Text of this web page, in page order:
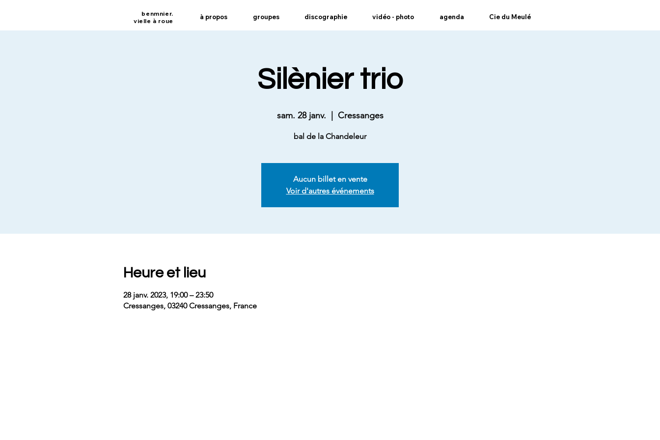
benmnier.
vielle à roue
à propos groupes discographie vidéo - photo agenda Cie du Meulé
Silènier trio
sam. 28 janv. Cressanges
bal de la Chandeleur
Aucun billet en vente
Voir d'autres événements
Heure et lieu
28 janv. 2023, 19:00 – 23:50
Cressanges, 03240 Cressanges, France